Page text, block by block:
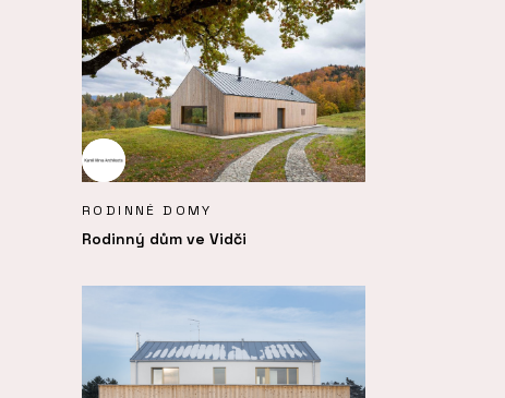
RODINNÉ DOMY
Rodinný dům ve Vidči